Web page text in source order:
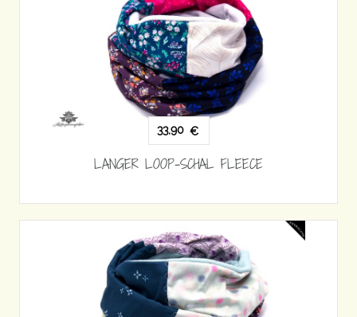
33,90 €
LANGER LOOP-SCHAL FLEECE